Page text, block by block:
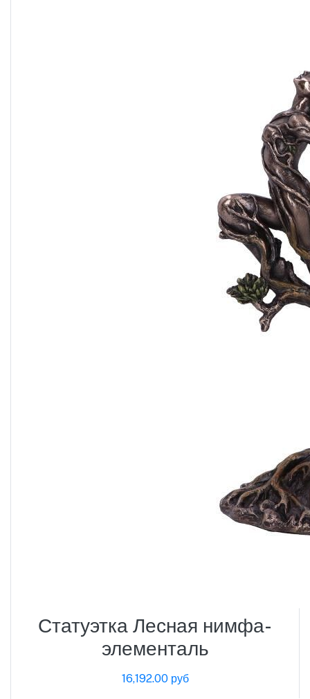
Статуэтка Лесная нимфа-
элементаль
16,192.00 руб